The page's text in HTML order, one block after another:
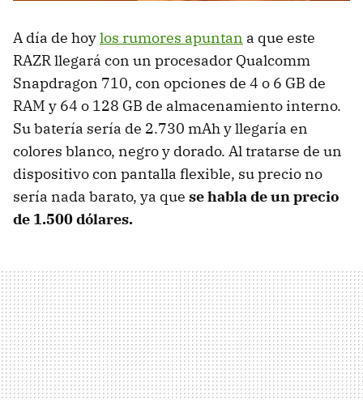
A día de hoylos rumores apuntan a que este
RAZR llegará con un procesador Qualcomm
Snapdragon 710, con opciones de 4 o 6 GB de
RAM y 64 o 128 GB de almacenamiento interno.
Su batería sería de 2.730 mAh y llegaría en
colores blanco, negro y dorado. Al tratarse de un
dispositivo con pantalla flexible, su precio no
sería nada barato, ya que se habla de un precio
de 1.500 dólares.